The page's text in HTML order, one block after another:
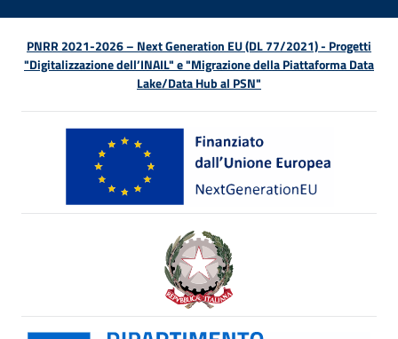
PNRR 2021-2026 – Next Generation EU (DL 77/2021) - Progetti
"Digitalizzazione dell’INAIL" e "Migrazione della Piattaforma Data
Lake/Data Hub al PSN"